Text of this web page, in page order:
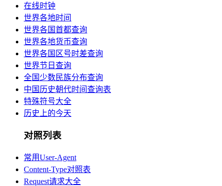
在线时钟
世界各地时间
世界各国首都查询
世界各地货币查询
世界各国区号时差查询
世界节日查询
全国少数民族分布查询
中国历史朝代时间查询表
特殊符号大全
历史上的今天
对照列表
常用User-Agent
Content-Type对照表
Request请求大全